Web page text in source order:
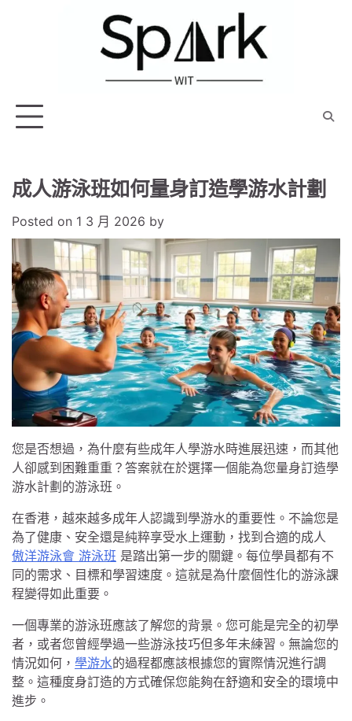
成人游泳班如何量身訂造學游水計劃
Posted on 1 3 月 2026 by
您是否想過，為什麼有些成年人學游水時進展迅速，而其他
人卻感到困難重重？答案就在於選擇一個能為您量身訂造學
游水計劃的游泳班。
在香港，越來越多成年人認識到學游水的重要性。不論您是
為了健康、安全還是純粹享受水上運動，找到合適的成人
傲洋游泳會 游泳班 是踏出第一步的關鍵。每位學員都有不
同的需求、目標和學習速度。這就是為什麼個性化的游泳課
程變得如此重要。
一個專業的游泳班應該了解您的背景。您可能是完全的初學
者，或者您曾經學過一些游泳技巧但多年未練習。無論您的
情況如何， 學游水的過程都應該根據您的實際情況進行調
整。這種度身訂造的方式確保您能夠在舒適和安全的環境中
進步。